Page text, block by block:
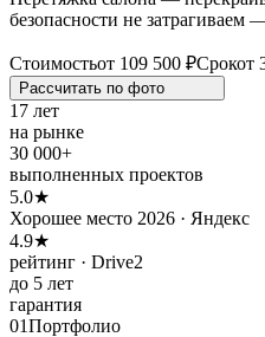
безопасности не затрагиваем
Стоимостьот 109 500 ₽Срокот
Рассчитать по фото
17 лет
на рынке
30 000+
выполненных проектов
5.0★
Хорошее место 2026 · Яндекс
4.9★
рейтинг · Drive2
до 5 лет
гарантия
01Портфолио